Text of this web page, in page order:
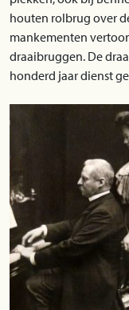
houten rolbrug over
mankementen
draaibruggen. De
honderd jaar dienst